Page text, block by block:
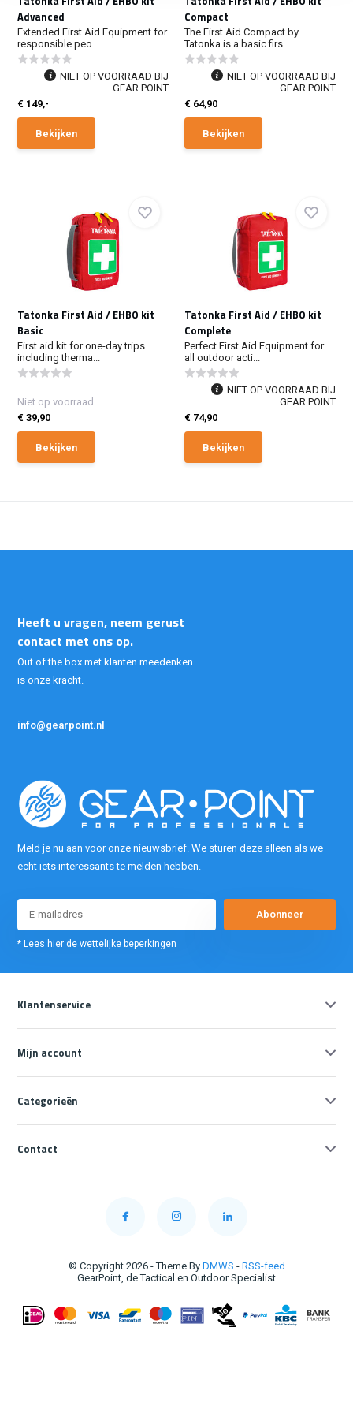
Advanced
Extended First Aid Equipment for
responsible peo...
NIET OP VOORRAAD BIJ
GEAR POINT
€ 149,-
Bekijken
Compact
The First Aid Compact by
Tatonka is a basic firs...
NIET OP VOORRAAD BIJ
GEAR POINT
€ 64,90
Bekijken
Tatonka First Aid / EHBO kit
Basic
First aid kit for one-day trips
including therma...
Niet op voorraad
€ 39,90
Bekijken
Tatonka First Aid / EHBO kit
Complete
Perfect First Aid Equipment for
all outdoor acti...
NIET OP VOORRAAD BIJ
GEAR POINT
€ 74,90
Bekijken
Heeft u vragen, neem gerust
contact met ons op.
Out of the box met klanten meedenken
is onze kracht.
info@gearpoint.nl
Meld je nu aan voor onze nieuwsbrief. We sturen deze alleen als we
echt iets interessants te melden hebben.
Abonneer
* Lees hier de wettelijke beperkingen
Klantenservice
Mijn account
Categorieën
Contact
© Copyright 2026 - Theme By DMWS - RSS-feed
GearPoint, de Tactical en Outdoor Specialist